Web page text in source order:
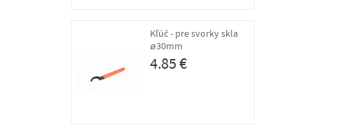
Kľúč - pre svorky skla
ø30mm
4.85 €